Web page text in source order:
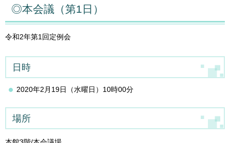
◎本会議（第1日）
令和2年第1回定例会
日時
2020年2月19日（水曜日）10時00分
場所